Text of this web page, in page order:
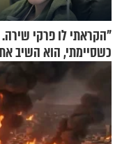
"הקראתי לו פרקי שירה.
כשסיימתי, הוא השיב
נשמתו לבורא"